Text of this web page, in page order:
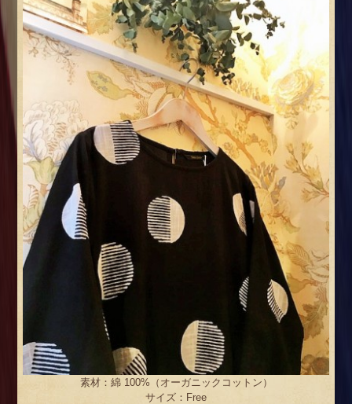
素材：綿 100%（オーガニックコットン）
サイズ：Free